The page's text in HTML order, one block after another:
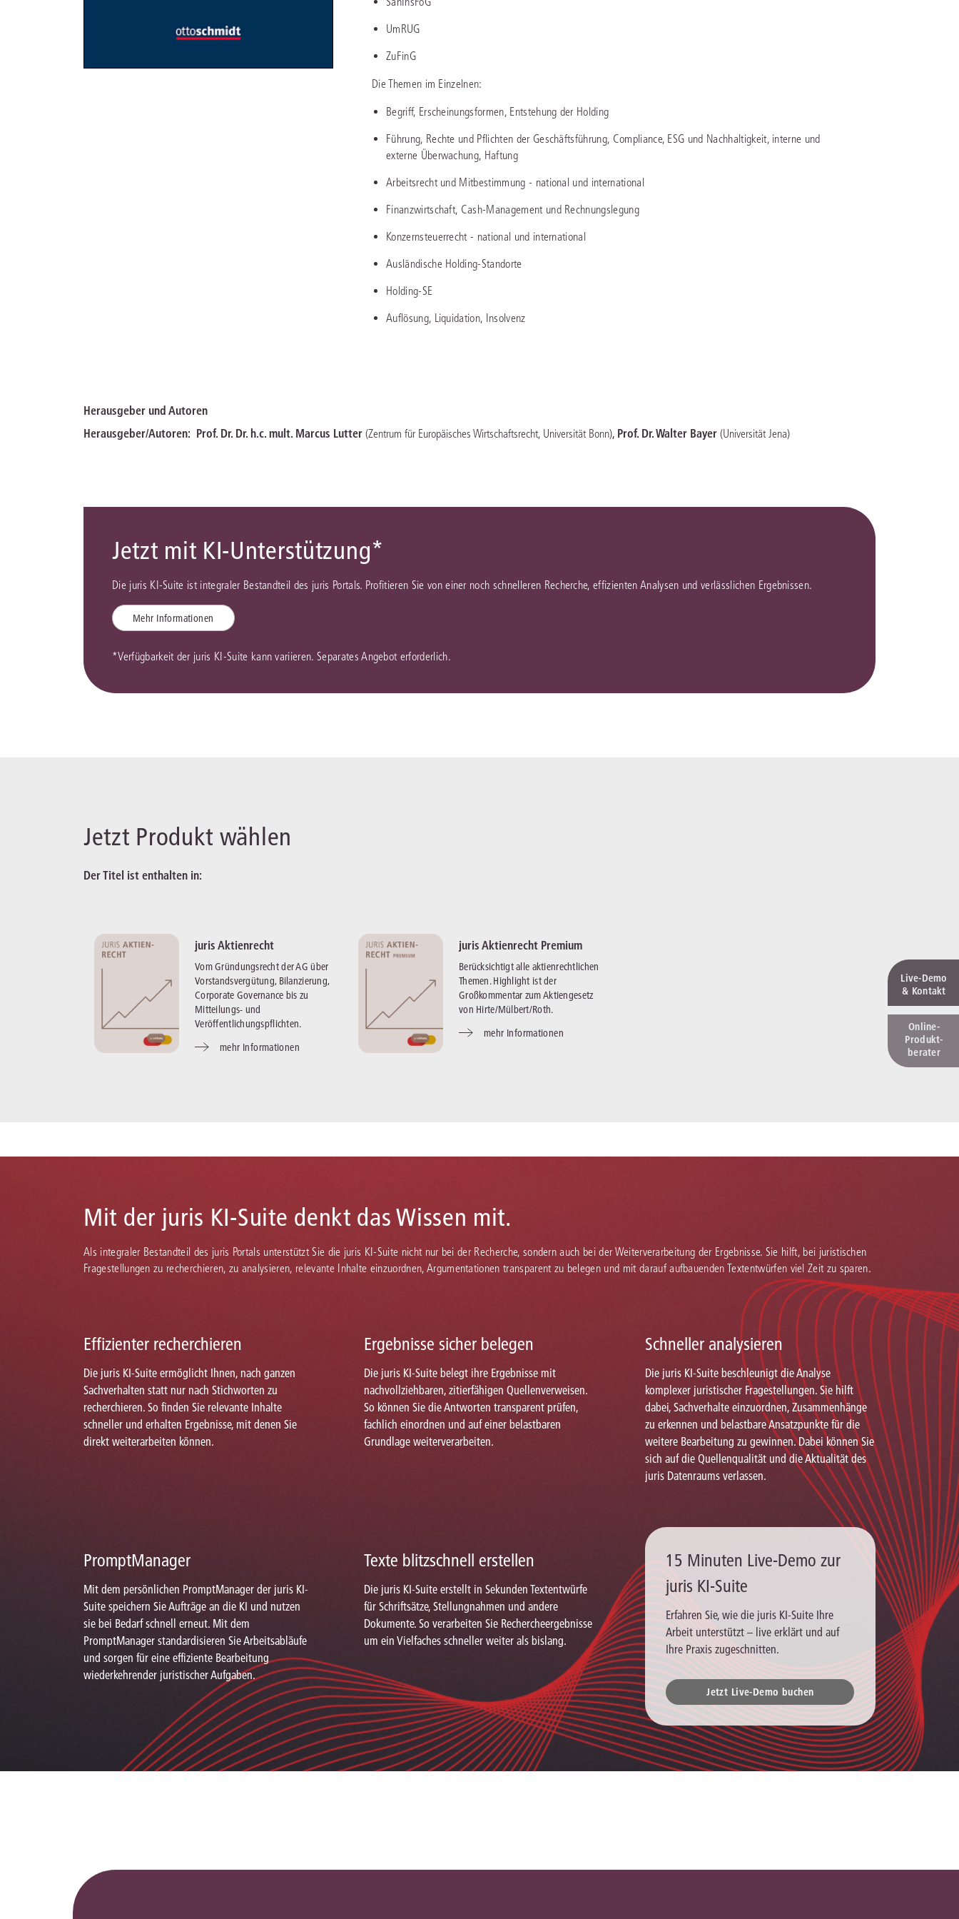
Kanzleimanagement
Medizinrecht
Miet- und Wohneigentumsrecht
UmRUG
ZuFinG
Die Themen im Einzelnen:
Begriff, Erscheinungsformen, Entstehung der Holding
Führung, Rechte und Pflichten der Geschäftsführung, Compliance, ESG und Nachhaltigkeit, interne und
externe Überwachung, Haftung
Arbeitsrecht und Mitbestimmung - national und international
Finanzwirtschaft, Cash-Management und Rechnungslegung
Konzernsteuerrecht - national und international
Ausländische Holding-Standorte
Holding-SE
Auflösung, Liquidation, Insolvenz
Herausgeber und Autoren
Herausgeber/Autoren: Prof. Dr. Dr. h.c. mult. Marcus Lutter (Zentrum für Europäisches Wirtschaftsrecht, Universität Bonn), Prof. Dr. Walter Bayer (Universität Jena)
Jetzt mit KI-Unterstützung*
Die juris KI-Suite ist integraler Bestandteil des juris Portals. Profitieren Sie von einer noch schnelleren Recherche, effizienten Analysen und verlässlichen Ergebnissen.
Mehr Informationen
*Verfügbarkeit der juris KI-Suite kann variieren. Separates Angebot erforderlich.
Jetzt Produkt wählen
Der Titel ist enthalten in:
juris Aktienrecht
Vom Gründungsrecht der AG über
Vorstandsvergütung, Bilanzierung,
Corporate Governance bis zu
Mitteilungs- und
Veröffentlichungspflichten.
mehr Informationen
juris Aktienrecht Premium
Berücksichtigt alle aktienrechtlichen
Themen. Highlight ist der
Großkommentar zum Aktiengesetz
von Hirte/Mülbert/Roth.
mehr Informationen
Mit der juris KI-Suite denkt das Wissen mit.
Als integraler Bestandteil des juris Portals unterstützt Sie die juris KI-Suite nicht nur bei der Recherche, sondern auch bei der Weiterverarbeitung der Ergebnisse. Sie hilft, bei juristischen
Fragestellungen zu recherchieren, zu analysieren, relevante Inhalte einzuordnen, Argumentationen transparent zu belegen und mit darauf aufbauenden Textentwürfen viel Zeit zu sparen.
Effizienter recherchieren
Die juris KI-Suite ermöglicht Ihnen, nach ganzen
Sachverhalten statt nur nach Stichworten zu
recherchieren. So finden Sie relevante Inhalte
schneller und erhalten Ergebnisse, mit denen Sie
direkt weiterarbeiten können.
Ergebnisse sicher belegen
Die juris KI-Suite belegt ihre Ergebnisse mit
nachvollziehbaren, zitierfähigen Quellenverweisen.
So können Sie die Antworten transparent prüfen,
fachlich einordnen und auf einer belastbaren
Grundlage weiterverarbeiten.
Schneller analysieren
Die juris KI-Suite beschleunigt die Analyse
komplexer juristischer Fragestellungen. Sie hilft
dabei, Sachverhalte einzuordnen, Zusammenhänge
zu erkennen und belastbare Ansatzpunkte für die
weitere Bearbeitung zu gewinnen. Dabei können Sie
sich auf die Quellenqualität und die Aktualität des
juris Datenraums verlassen.
PromptManager
Mit dem persönlichen PromptManager der juris KI-
Suite speichern Sie Aufträge an die KI und nutzen
sie bei Bedarf schnell erneut. Mit dem
PromptManager standardisieren Sie Arbeitsabläufe
und sorgen für eine effiziente Bearbeitung
wiederkehrender juristischer Aufgaben.
Texte blitzschnell erstellen
Die juris KI-Suite erstellt in Sekunden Textentwürfe
für Schriftsätze, Stellungnahmen und andere
Dokumente. So verarbeiten Sie Rechercheergebnisse
um ein Vielfaches schneller weiter als bislang.
15 Minuten Live-Demo zur
juris KI-Suite
Erfahren Sie, wie die juris KI-Suite Ihre
Arbeit unterstützt – live erklärt und auf
Ihre Praxis zugeschnitten.
Jetzt Live-Demo buchen
Live‑Demo
& Kontakt
Online-
Produkt­
berater